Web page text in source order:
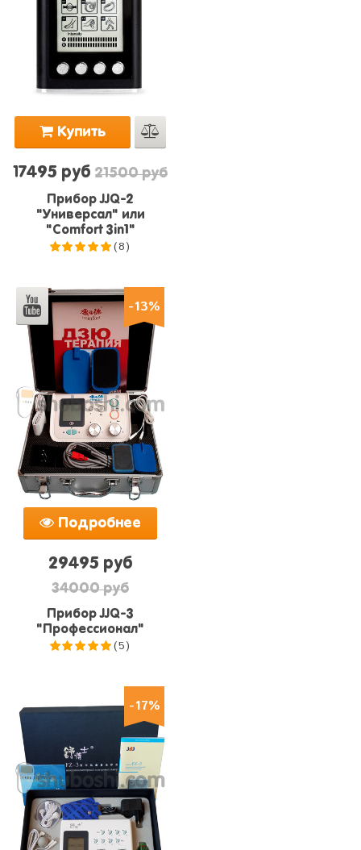
Купить
17495 руб 21500 руб
Прибор JJQ-2
"Универсал" или
"Comfort 3in1"
(8)
-13%
Подробнее
29495 руб
34000 руб
Прибор JJQ-3
"Профессионал"
(5)
-17%